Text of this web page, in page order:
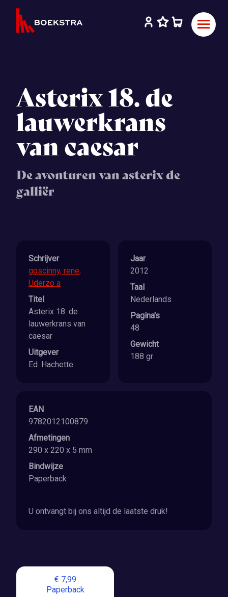
Asterix 18. de
lauwerkrans
van caesar
De avonturen van asterix de
galliër
€ 7,99
Paperback
Schrijver
goscinny, rene,
Uderzo a
Titel
Asterix 18. de
lauwerkrans van
caesar
Uitgever
Ed. Hachette
Jaar
2012
Taal
Nederlands
Pagina's
48
Gewicht
188 gr
EAN
9782012100879
Afmetingen
290 x 220 x 5 mm
Bindwijze
Paperback
U ontvangt bij ons altijd de laatste druk!